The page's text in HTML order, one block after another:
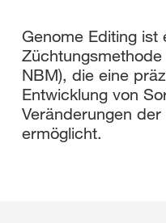
Genome Editing ist
NBM), die eine
Entwicklung von
Veränderungen
ermöglicht.